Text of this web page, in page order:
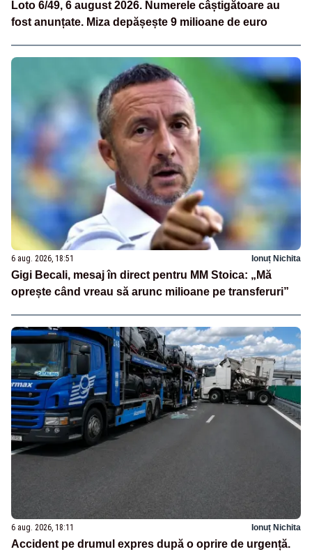
Loto 6/49, 6 august 2026. Numerele câștigătoare au
fost anunțate. Miza depășește 9 milioane de euro
6 aug. 2026, 18:51 Ionuț Nichita
Gigi Becali, mesaj în direct pentru MM Stoica: „Mă
oprește când vreau să arunc milioane pe transferuri”
6 aug. 2026, 18:11 Ionuț Nichita
Accident pe drumul expres după o oprire de urgență.